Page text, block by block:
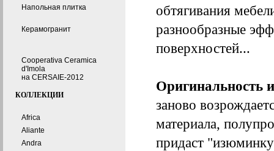
Напольная плитка
Керамогранит
Cooperativa Ceramica
d'Imola
на CERSAIE-2012
КОЛЛЕКЦИИ
Africa
Aliante
Andra
обтягивания
разнообразные
поверхностей...
Оригинальность
заново
материала,
придаст